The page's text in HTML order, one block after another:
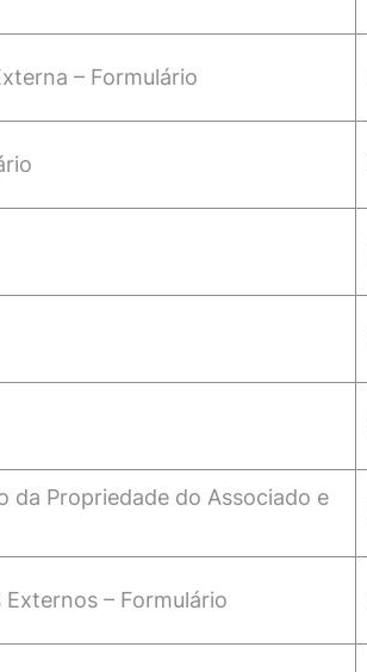
– Formulário
da Propriedade do Associado e
– Formulário